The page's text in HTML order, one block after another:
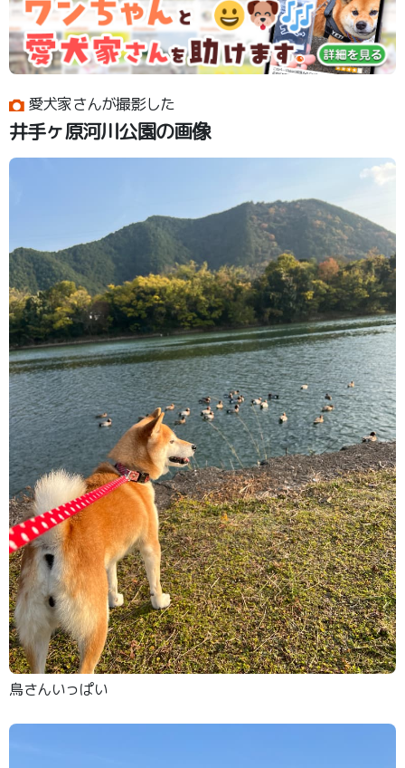
愛犬家さんが撮影した
井手ヶ原河川公園の画像
鳥さんいっぱい